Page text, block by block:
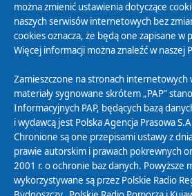
Polityka Prywatności
Zasady korzystania z Serwisu
Organizacje Pożytku Publicznego
Cyfryzacja DAB+
Polityka ochrony danych osobowych
Abonament
Zamówienia publiczne
Biuletyn Informacji Publicznej
można zmienić ustawienia dotyczące
naszych serwisów internetowych bez
cookies oznacza, że będą one zapisane w
Więcej informacji można znaleźć w naszej
Zamieszczone na stronach internetowych
materiały sygnowane skrótem „PAP”
Informacyjnych PAP, będących bazą
i wydawcą jest Polska Agencja Prasowa
Chronione są one przepisami ustawy z
prawie autorskim i prawach pokrewnych
2001 r. o ochronie baz danych. Powyższe
wykorzystywane są przez Polskie Radio